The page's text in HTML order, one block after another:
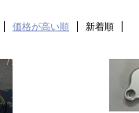
価格が高い順
新着順